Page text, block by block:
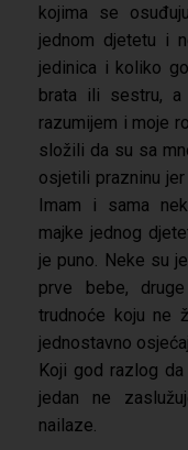
kojima se
jednom djetetu i
jedinica i koliko
brata ili sestru,
razumijem i moje
složili da su sa
osjetili prazninu
Imam i sama
majke jednog
je puno. Neke su
prve bebe,
trudnoće koju ne
jednostavno
Koji god razlog
jedan ne
nailaze.